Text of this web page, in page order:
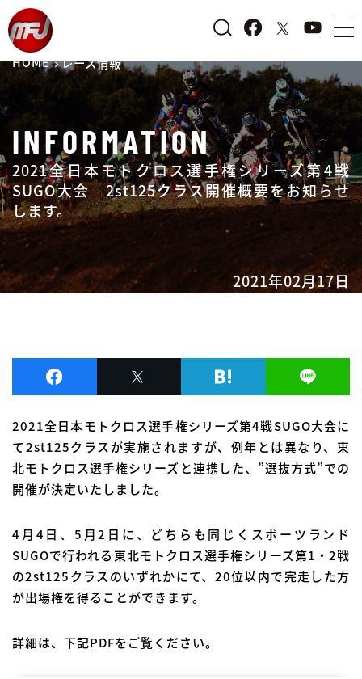
HOME レース情報
INFORMATION
2021全日本モトクロス選手権シリーズ第4戦
SUGO大会 2st125クラス開催概要をお知らせ
します。
2021年02月17日
2021全日本モトクロス選手権シリーズ第4戦SUGO大会に
て2st125クラスが実施されますが、例年とは異なり、東
北モトクロス選手権シリーズと連携した、”選抜方式”での
開催が決定いたしました。
4月4日、5月2日に、どちらも同じくスポーツランド
SUGOで行われる東北モトクロス選手権シリーズ第1・2戦
の2st125クラスのいずれかにて、20位以内で完走した方
が出場権を得ることができます。
詳細は、下記PDFをご覧ください。